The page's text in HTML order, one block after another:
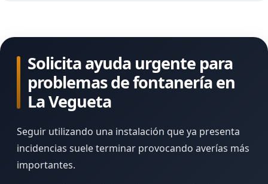
Solicita ayuda urgente para
problemas de fontanería en
La Vegueta
Seguir utilizando una instalación que ya presenta
incidencias suele terminar provocando averías más
importantes.